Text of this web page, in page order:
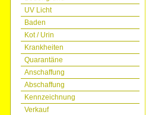
UV Licht
Baden
Kot / Urin
Krankheiten
Quarantäne
Anschaffung
Abschaffung
Kennzeichnung
Verkauf